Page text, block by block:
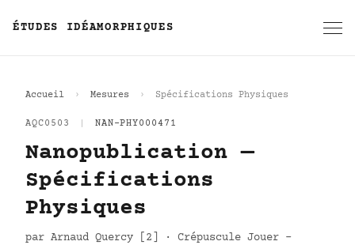
ÉTUDES IDÉAMORPHIQUES
Accueil Mesures Spécifications Physiques
AQC0503 NAN-PHY000471
Nanopublication —
Spécifications
Physiques
par Arnaud Quercy [2] · Crépuscule Jouer -